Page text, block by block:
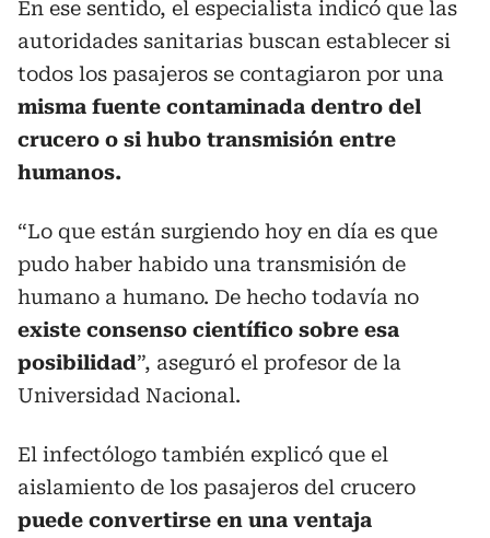
En ese sentido, el especialista indicó que las
autoridades sanitarias buscan establecer si
todos los pasajeros se contagiaron por una
misma fuente contaminada dentro del
crucero o si hubo transmisión entre
humanos.
“Lo que están surgiendo hoy en día es que
pudo haber habido una transmisión de
humano a humano. De hecho todavía no
existe consenso científico sobre esa
posibilidad”, aseguró el profesor de la
Universidad Nacional.
El infectólogo también explicó que el
aislamiento de los pasajeros del crucero
puede convertirse en una ventaja